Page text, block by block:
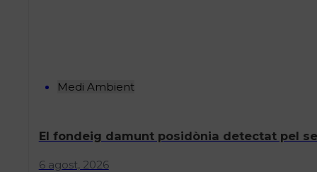
Medi Ambient
El fondeig damunt posidònia detectat pel
6 agost, 2026